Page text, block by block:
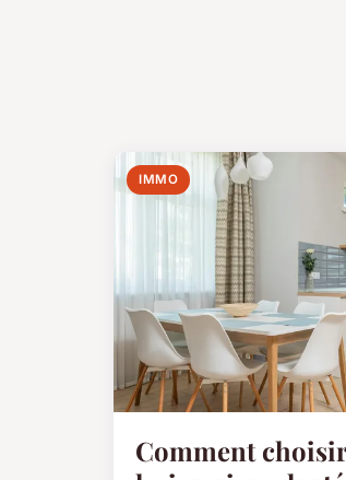
IMMO
Comment